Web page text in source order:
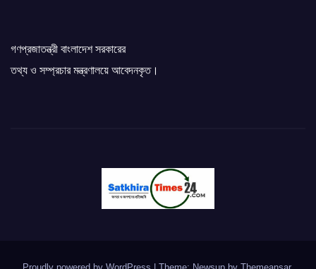
গণপ্রজাতন্ত্রী বাংলাদেশ সরকারের
তথ্য ও সম্প্রচার মন্ত্রণালয়ে আবেদনকৃত।